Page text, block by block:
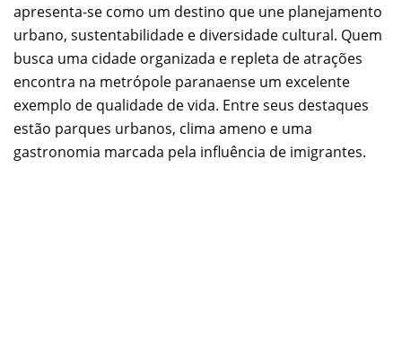
apresenta-se como um destino que une planejamento
urbano, sustentabilidade e diversidade cultural. Quem
busca uma cidade organizada e repleta de atrações
encontra na metrópole paranaense um excelente
exemplo de qualidade de vida. Entre seus destaques
estão parques urbanos, clima ameno e uma
gastronomia marcada pela influência de imigrantes.